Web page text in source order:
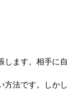
します。相手に自
方法です。しかし